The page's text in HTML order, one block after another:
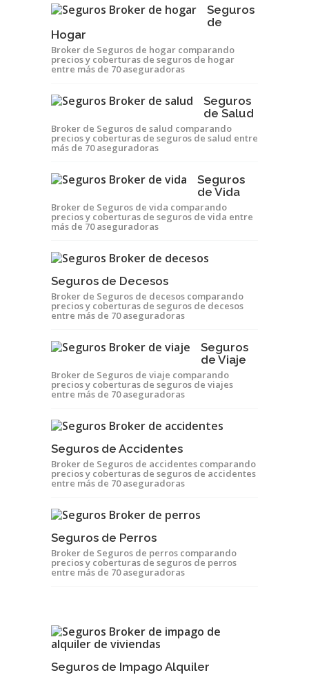
Seguros
de
Hogar
Broker de Seguros de hogar comparando
precios y coberturas de seguros de hogar
entre más de 70 aseguradoras
Seguros
de Salud
Broker de Seguros de salud comparando
precios y coberturas de seguros de salud entre
más de 70 aseguradoras
Seguros
de Vida
Broker de Seguros de vida comparando
precios y coberturas de seguros de vida entre
más de 70 aseguradoras
Seguros de Decesos
Broker de Seguros de decesos comparando
precios y coberturas de seguros de decesos
entre más de 70 aseguradoras
Seguros
de Viaje
Broker de Seguros de viaje comparando
precios y coberturas de seguros de viajes
entre más de 70 aseguradoras
Seguros de Accidentes
Broker de Seguros de accidentes comparando
precios y coberturas de seguros de accidentes
entre más de 70 aseguradoras
Seguros de Perros
Broker de Seguros de perros comparando
precios y coberturas de seguros de perros
entre más de 70 aseguradoras
Seguros de Impago Alquiler